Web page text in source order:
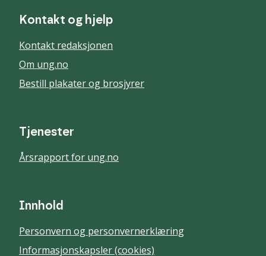
Kontakt og hjelp
Kontakt redaksjonen
Om ung.no
Bestill plakater og brosjyrer
Tjenester
Årsrapport for ung.no
Innhold
Personvern og personvernerklæring
Informasjonskapsler (cookies)